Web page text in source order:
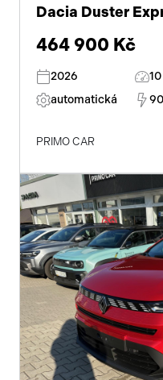
Dacia Duster
464 900 Kč
2026
automatická
PRIMO CAR